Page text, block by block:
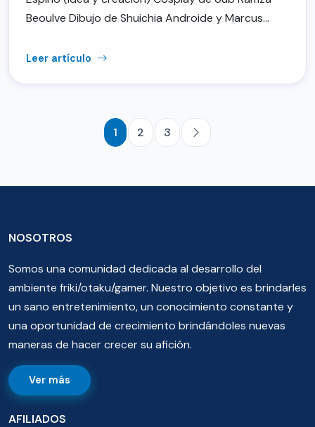
Beoulve Dibujo de Shuichia Androide y Marcus…
Leer artículo
1 2 3
NOSOTROS
Somos una comunidad dedicada al desarrollo del
ambiente friki/otaku/gamer. Nuestro objetivo es brindarles
un sano entretenimiento, un conocimiento constante y
una oportunidad de crecimiento brindándoles nuevas
maneras de hacer crecer su afición.
Ver más
AFILIADOS